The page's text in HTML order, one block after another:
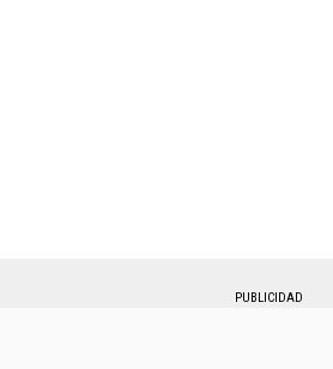
PUBLICIDAD